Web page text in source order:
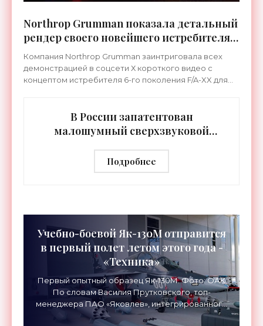
Northrop Grumman показала детальный
рендер своего новейшего истребителя
6-го поколения - «Техника»
Компания Northrop Grumman заинтриговала всех
демонстрацией в соцсети Х короткого видео с
концептом истребителя 6-го поколения F/A-XX для
В России запатентован
малошумный сверхзвуковой
«Техника»
Подробнее
Учебно-боевой Як-130М отправится
в первый полет летом этого года -
«Техника»
Первый опытный образец Як-130М. Фото: ОАК
По словам Василия Прутковского, топ-
менеджера ПАО «Яковлев», интегрированного
в состав ОАК и Ростеха, в свой первый полет